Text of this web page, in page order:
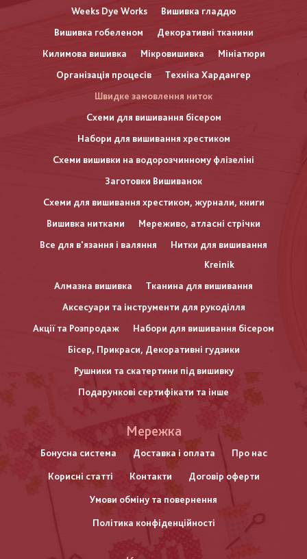
Weeks Dye Works
Вишивка гладдю
Вишивка гобеленом
Декоративні тканини
Килимова вишивка
Мікровишивка
Мініатюри
Організація процесів
Техніка Хардангер
Швидке замовлення ниток
Схеми для вишивання бісером
Набори для вишивання хрестиком
Схеми вишивки на водорозчинному флізеліні
Заготовки Вишиванок
Схеми для вишивання хрестиком, журнали, книги
Вишивка нитками
Мереживо, атласні стрічки
Все для в'язання і валяння
Нитки для вишивання
Kreinik
Алмазна вишивка
Тканина для вишивання
Аксесуари та інструменти для рукоділля
Акції та Розпродаж
Набори для вишивання бісером
Бісер, Прикраси, Декоративні гудзики
Рушники та скатертини під вишивку
Подарункові сертифікати та інше
нижнього
колонтитулу
Мережка
Бонусна система Доставка і оплата Про нас
Корисні статті Контакти Договір оферти
Умови обміну та повернення
Політика конфіденційності